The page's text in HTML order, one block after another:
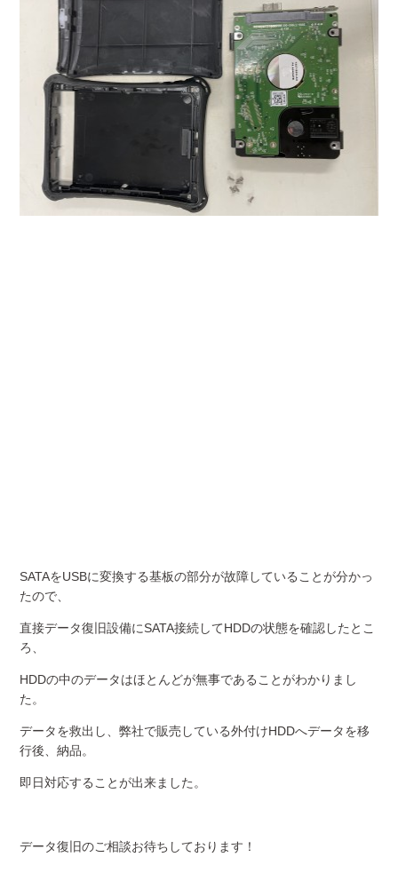
SATAをUSBに変換する基板の部分が故障していることが分かっ
たので、
直接データ復旧設備にSATA接続してHDDの状態を確認したとこ
ろ、
HDDの中のデータはほとんどが無事であることがわかりまし
た。
データを救出し、弊社で販売している外付けHDDへデータを移
行後、納品。
即日対応することが出来ました。
データ復旧のご相談お待ちしております！